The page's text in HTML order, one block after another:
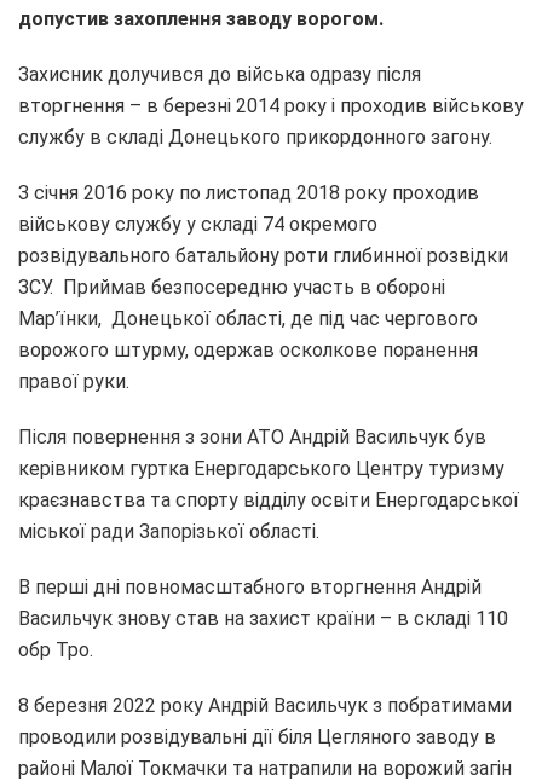
допустив захоплення заводу ворогом.
Захисник долучився до війська одразу після
вторгнення – в березні 2014 року і проходив військову
службу в складі Донецького прикордонного загону.
З січня 2016 року по листопад 2018 року проходив
військову службу у складі 74 окремого
розвідувального батальйону роти глибинної розвідки
ЗСУ. Приймав безпосередню участь в обороні
Мар’їнки, Донецької області, де під час чергового
ворожого штурму, одержав осколкове поранення
правої руки.
Після повернення з зони АТО Андрій Васильчук був
керівником гуртка Енергодарського Центру туризму
краєзнавства та спорту відділу освіти Енергодарської
міської ради Запорізької області.
В перші дні повномасштабного вторгнення Андрій
Васильчук знову став на захист країни – в складі 110
обр Тро.
8 березня 2022 року Андрій Васильчук з побратимами
проводили розвідувальні дії біля Цегляного заводу в
районі Малої Токмачки та натрапили на ворожий загін